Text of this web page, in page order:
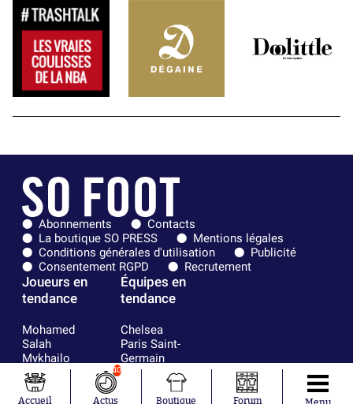
Abonnements
Contacts
La boutique SO PRESS
Mentions légales
Conditions générales d'utilisation
Publicité
Consentement RGPD
Recrutement
Joueurs en
tendance
Mohamed
Salah
Mykhailo
Mudryk
Neymar
Khalis Merah
Équipes en
tendance
Chelsea
Paris Saint-
Germain
Bordeaux
Olympique
lyonnais
Accueil
10
Actus Boutique Forum